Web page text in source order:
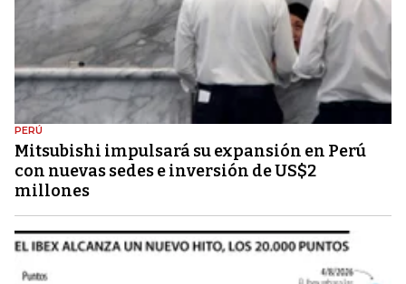
PERÚ
Mitsubishi impulsará su expansión en Perú
con nuevas sedes e inversión de US$2
millones